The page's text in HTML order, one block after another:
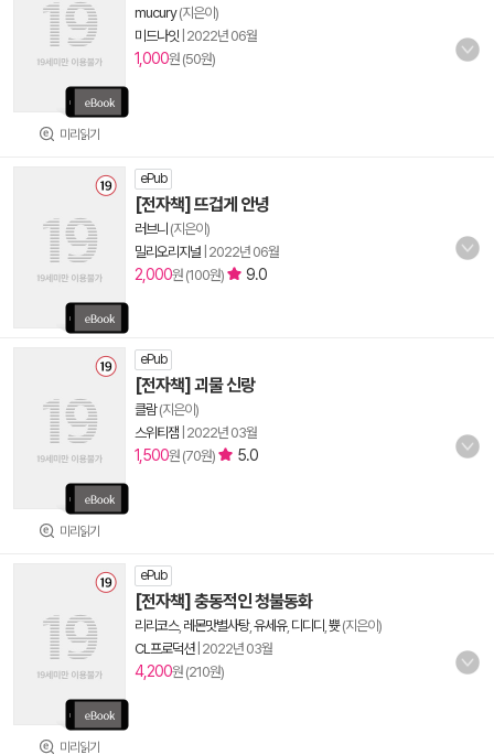
미리읽기
mucury(지은이)
미드나잇 2022년 06월
1,000원 (50원)
ePub
[전자책] 뜨겁게 안녕
러브니 (지은이)
밀리오리지널 2022년 06월
2,000원 (100원) 9.0
미리읽기
ePub
[전자책] 괴물 신랑
클람(지은이)
스위티잼 2022년 03월
1,500원 (70원) 5.0
미리읽기
ePub
[전자책] 충동적인 청불동화
리리코스, 레몬맛별사탕, 유세유, 디디디 쁏(지은이)
CL프로덕션| 2022년 03월
4,200원 (210원)